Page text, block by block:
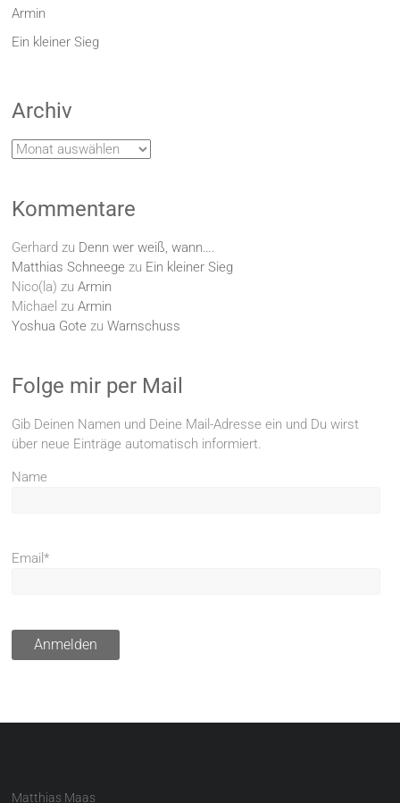
Armin
Ein kleiner Sieg
Archiv
Archiv
Kommentare
Gerhard zu Denn wer weiß, wann….
Matthias Schneege zu Ein kleiner Sieg
Nico(la) zuArmin
Michael zuArmin
Yoshua Gote zuWarnschuss
Folge mir per Mail
Gib Deinen Namen und Deine Mail-Adresse ein und Du wirst
über neue Einträge automatisch informiert.
Name
Email*
Matthias Maas